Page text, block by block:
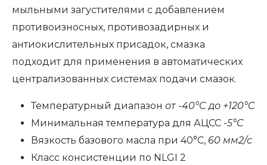
мыльными загустителями с добавлением
противоизносных, противозадирных и
антиокислительных присадок, смазка
подходит для применения в автоматических
централизованных системах подачи смазок.
Температурный диапазон от -40°C до +120°C
Минимальная температура для АЦСС -5°C
Вязкость базового масла при 40°C, 60 мм2/с
Класс консистенции по NLGI 2